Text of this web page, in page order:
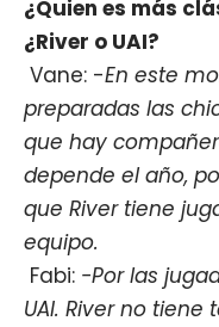
¿Quien es más
¿River o UAI?
Vane: -En este
preparadas las
que hay
depende el año,
que River tiene
equipo.
Fabi: -Por las
UAI. River no